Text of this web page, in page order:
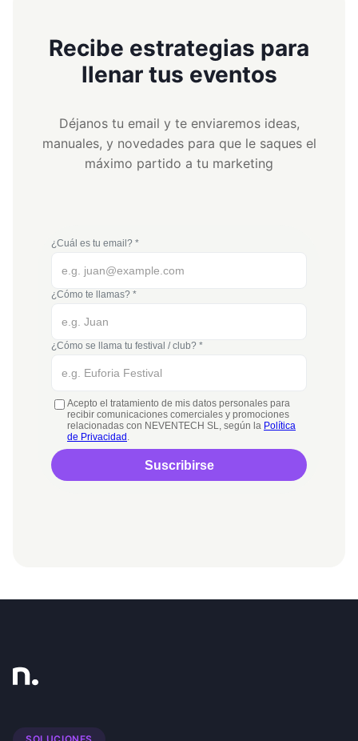
Recibe estrategias para
llenar tus eventos
Déjanos tu email y te enviaremos ideas,
manuales, y novedades para que le saques el
máximo partido a tu marketing